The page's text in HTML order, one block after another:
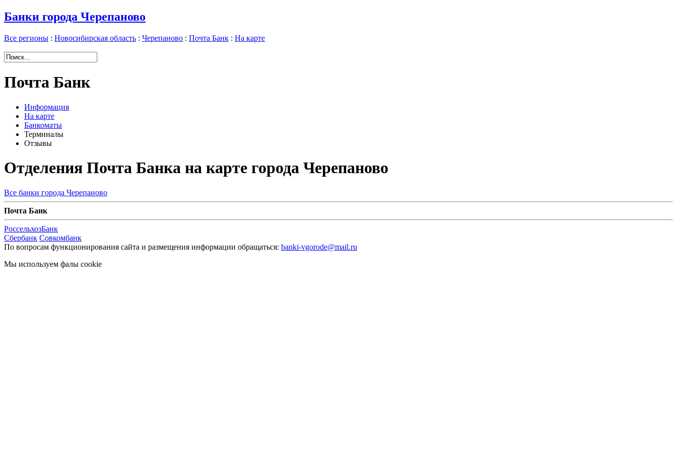
Банки города Черепаново
Все регионы : Новосибирская область : Черепаново : Почта Банк : На карте
Почта Банк
Информация
На карте
Банкоматы
Терминалы
Отзывы
Отделения Почта Банка на карте города Черепаново
Все банки города Черепаново
Почта Банк
РоссельхозБанк
Сбербанк Совкомбанк
По вопросам функционирования сайта и размещения информации обращаться: banki-vgorode@mail.ru
Мы используем фалы cookie